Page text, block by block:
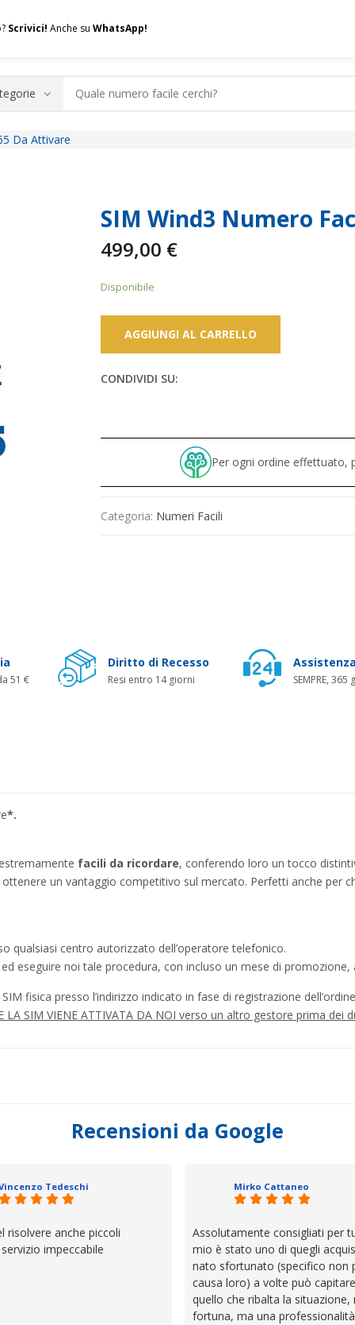
Scrivici! Anche su WhatsApp!
Contatti
Da Attivare
SIM Wind3 Numero
499,00 €
Disponibile
AGGIUNGI AL CARRELLO
CONDIVIDI SU:
Per ogni ordine effettuato,
Categoria: Numeri Facili
51 €
Diritto di Recesso
Resi entro 14 giorni SEMPRE, 365
*.
facili da ricordare, conferendo loro un tocco
un vantaggio competitivo sul mercato. Perfetti anche per
qualsiasi centro autorizzato dell’operatore telefonico.
eseguire noi tale procedura, con incluso un mese di promozione,
fisica presso l’indirizzo indicato in fase di registrazione
SIM VIENE ATTIVATA DA NOI verso un altro gestore prima dei
Recensioni da Google
Tedeschi
risolvere anche piccoli
impeccabile
Mirko Cattaneo
Assolutamente consigliati per
mio è stato uno di quegli
nato sfortunato (specifico non
causa loro) a volte può
quello che ribalta la situazione,
fortuna, ma una